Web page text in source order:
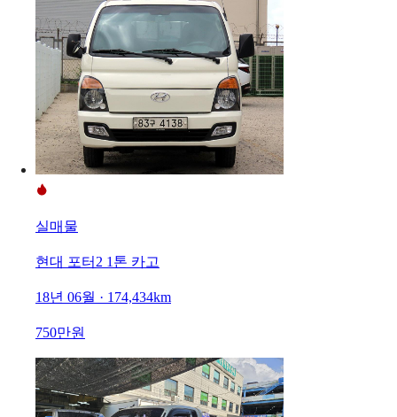
실매물
현대 포터2 1톤 카고
18년 06월 · 174,434km
750만원